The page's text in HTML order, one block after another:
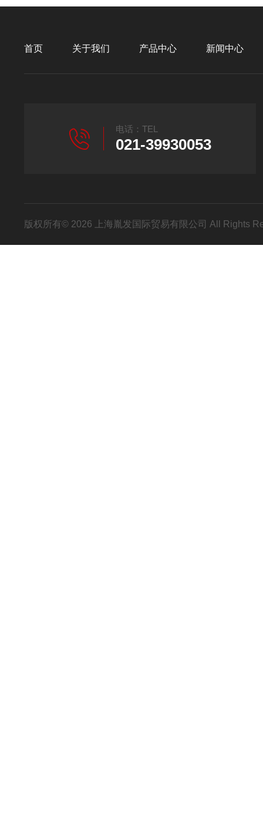
首页 关于我们 产品中心 新闻中心
电话：TEL
021-39930053
版权所有© 2026 上海胤发国际贸易有限公司 All Rights